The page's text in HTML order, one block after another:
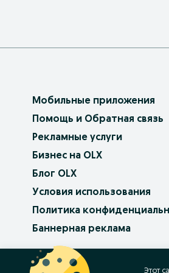
Мобильные приложения
Помощь и Обратная связь
Рекламные услуги
Бизнес на OLX
Блог OLX
Условия использования
Политика
Баннерная реклама
OLX.bg
Этот